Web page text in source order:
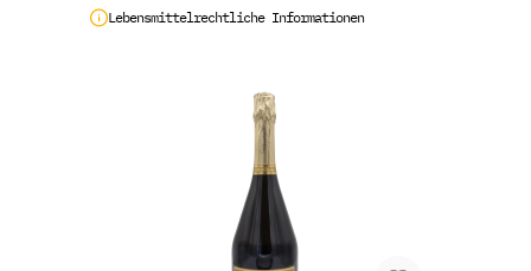
Lebensmittelrechtliche Informationen